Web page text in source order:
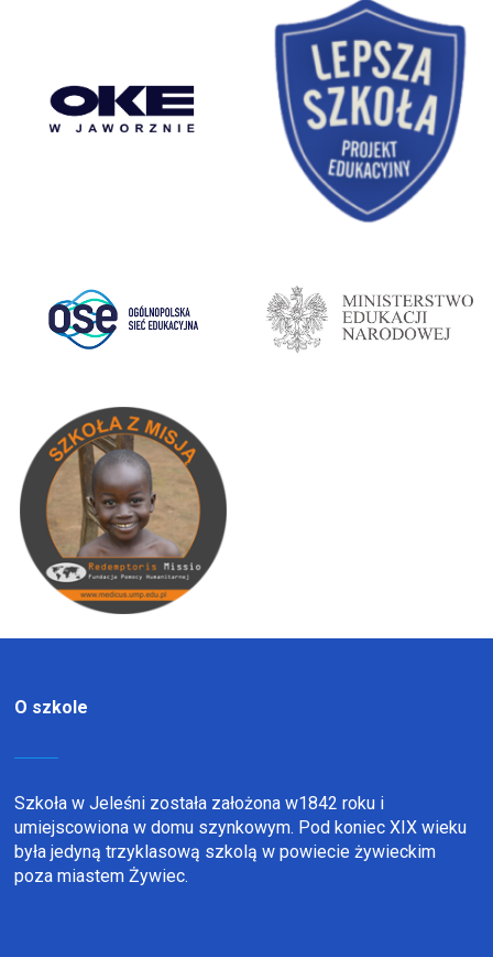
O szkole
Szkoła w Jeleśni została założona w1842 roku i
umiejscowiona w domu szynkowym. Pod koniec XIX wieku
była jedyną trzyklasową szkolą w powiecie żywieckim
poza miastem Żywiec.